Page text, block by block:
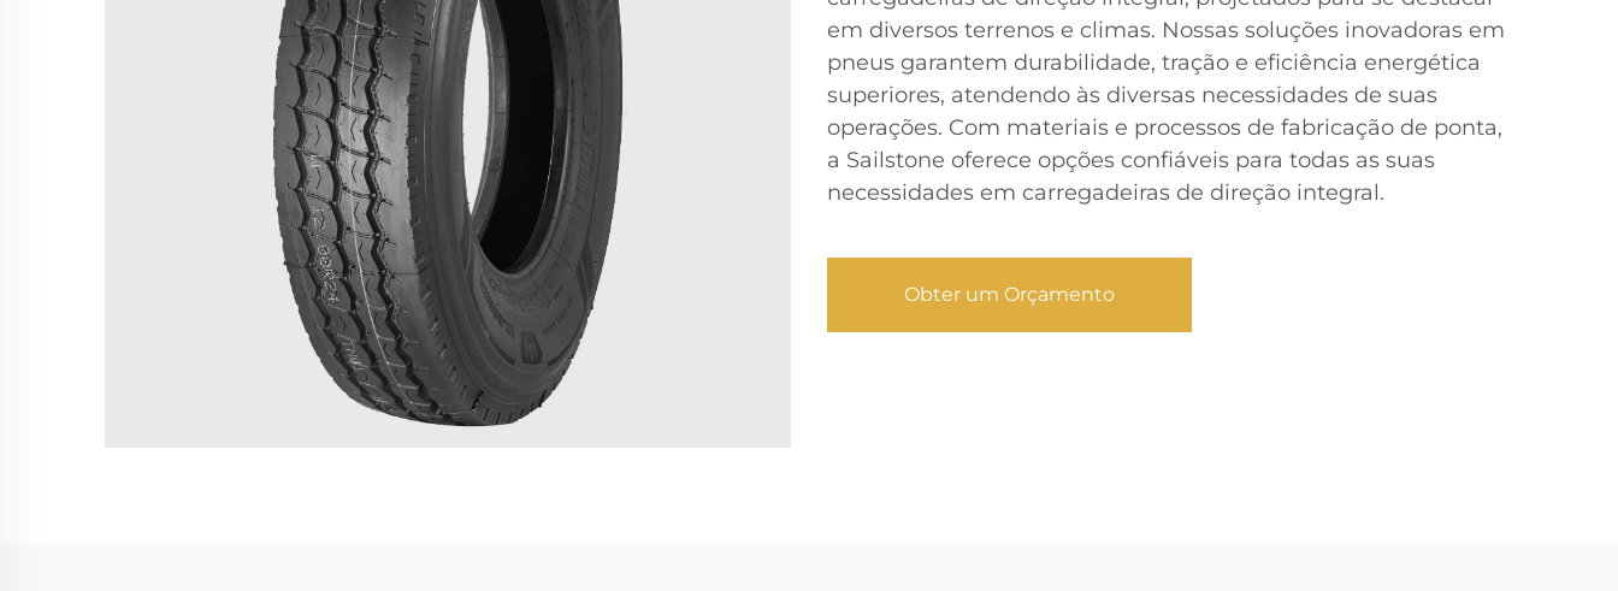
em diversos terrenos e climas. Nossas soluções inovadoras em
pneus garantem durabilidade, tração e eficiência energética
superiores, atendendo às diversas necessidades de suas
operações. Com materiais e processos de fabricação de ponta,
a Sailstone oferece opções confiáveis para todas as suas
necessidades em carregadeiras de direção integral.
Obter um Orçamento